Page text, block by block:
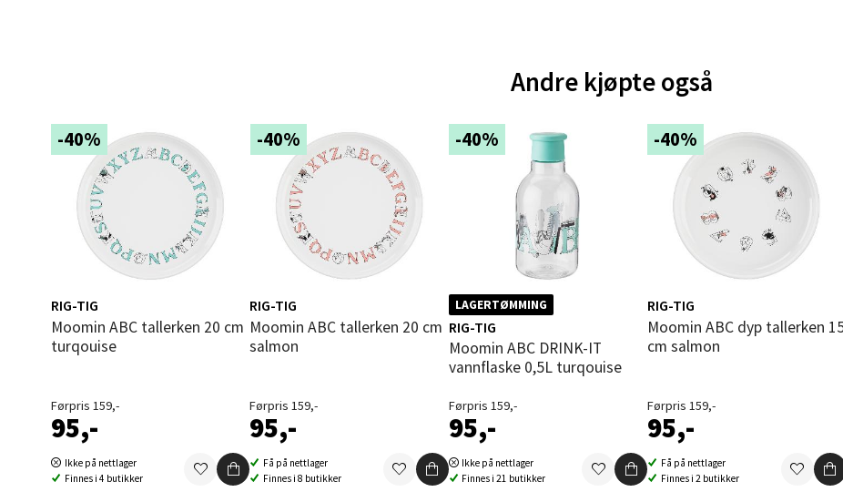
Andre kjøpte også
-40%
RIG-TIG
Moomin ABC tallerken 20 cm
turqouise
Førpris 159,-
95,-
Ikke på nettlager
Finnes i 4 butikker
-40%
RIG-TIG
Moomin ABC tallerken 20 cm
salmon
Førpris 159,-
95,-
Få på nettlager
Finnes i 8 butikker
-40%
LAGERTØMMING
RIG-TIG
Moomin ABC DRINK-IT
vannflaske 0,5L turqouise
Førpris 159,-
95,-
Ikke på nettlager
Finnes i 21 butikker
-40%
RIG-TIG
Moomin ABC dyp tallerken 15
cm salmon
Førpris 159,-
95,-
Få på nettlager
Finnes i 2 butikker
Molde - Moldetorget
Torget 1, 6413 Molde
Åpent i dag 10-20
0 i butikk
Narvik - Thon Senter Malmporten
Bolagsgata 1, 8514 Narvik
Åpent i dag 10-20
Bergen - Oasen Senter